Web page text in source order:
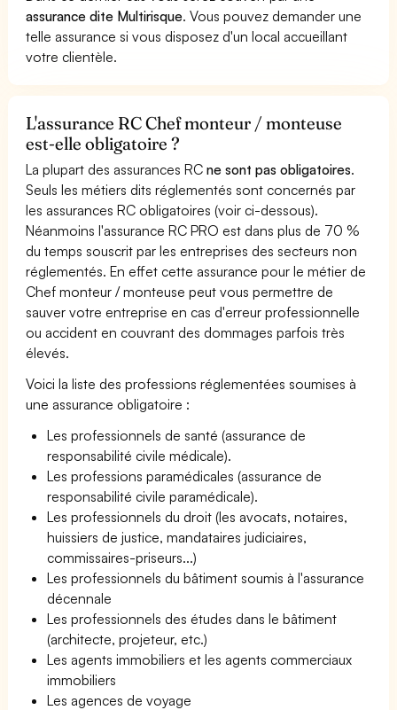
assurance dite Multirisque. Vous pouvez demander une
telle assurance si vous disposez d'un local accueillant
votre clientèle.
L'assurance RC Chef monteur / monteuse
est-elle obligatoire ?
La plupart des assurances RCne sont pas obligatoires.
Seuls les métiers dits réglementés sont concernés par
les assurances RC obligatoires (voir ci-dessous).
Néanmoins l'assurance RC PRO est dans plus de 70 %
du temps souscrit par les entreprises des secteurs non
réglementés. En effet cette assurance pour le métier de
Chef monteur / monteuse peut vous permettre de
sauver votre entreprise en cas d'erreur professionnelle
ou accident en couvrant des dommages parfois très
élevés.
Voici la liste des professions réglementées soumises à
une assurance obligatoire :
Les professionnels de santé (assurance de
responsabilité civile médicale).
Les professions paramédicales (assurance de
responsabilité civile paramédicale).
Les professionnels du droit (les avocats, notaires,
huissiers de justice, mandataires judiciaires,
commissaires-priseurs...)
Les professionnels du bâtiment soumis à l'assurance
décennale
Les professionnels des études dans le bâtiment
(architecte, projeteur, etc.)
Les agents immobiliers et les agents commerciaux
immobiliers
Les agences de voyage